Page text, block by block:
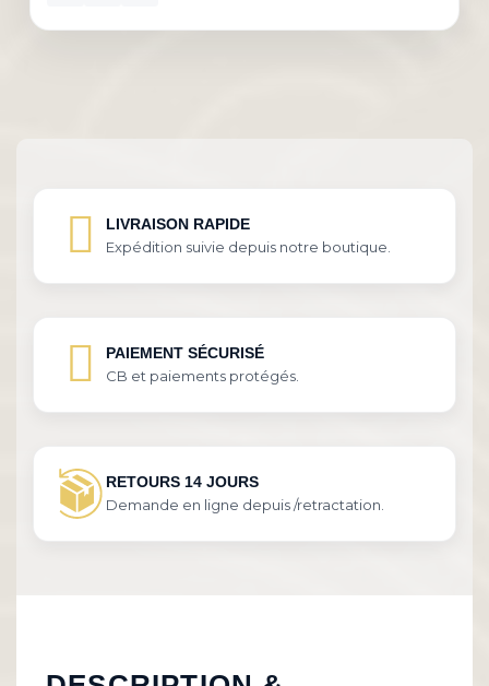
LIVRAISON RAPIDE
Expédition suivie depuis notre boutique.
PAIEMENT SÉCURISÉ
CB et paiements protégés.
RETOURS 14 JOURS
Demande en ligne depuis /retractation.